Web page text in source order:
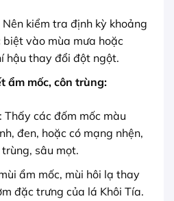
Nên kiểm tra định kỳ khoảng
vào mùa mưa hoặc
hậu thay đổi đột ngột.
ẩm mốc, côn trùng:
Thấy các đốm mốc màu
đen, hoặc có mạng nhện,
sâu mọt.
ẩm mốc, mùi hôi lạ thay
đặc trưng của lá Khôi Tía.